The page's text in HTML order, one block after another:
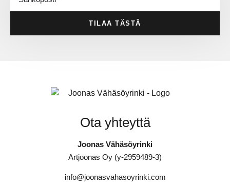
TILAA TÄSTÄ
Ota yhteyttä
Joonas Vähäsöyrinki
Artjoonas Oy (y-2959489-3)
info@joonasvahasoyrinki.com